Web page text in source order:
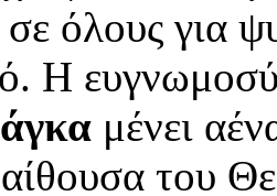
σε όλους για
Η
μένει
του